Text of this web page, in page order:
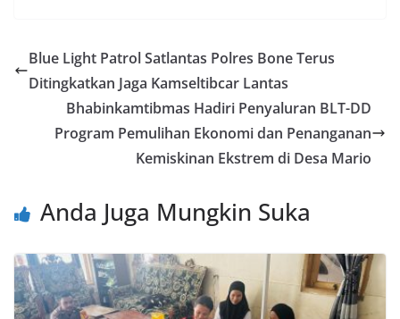
Blue Light Patrol Satlantas Polres Bone Terus
Ditingkatkan Jaga Kamseltibcar Lantas
Bhabinkamtibmas Hadiri Penyaluran BLT-DD
Program Pemulihan Ekonomi dan Penanganan
Kemiskinan Ekstrem di Desa Mario
Anda Juga Mungkin Suka